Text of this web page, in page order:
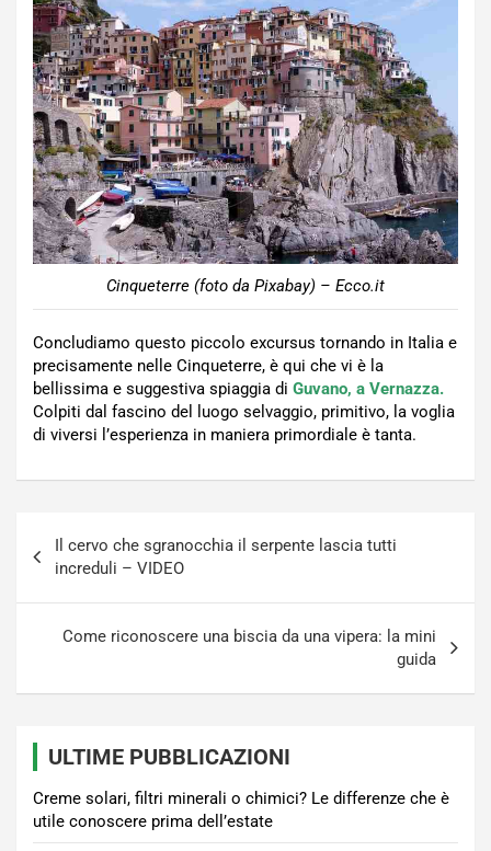
Cinqueterre (foto da Pixabay) – Ecco.it
Concludiamo questo piccolo excursus tornando in Italia e
precisamente nelle Cinqueterre, è qui che vi è la
bellissima e suggestiva spiaggia di Guvano, a Vernazza.
Colpiti dal fascino del luogo selvaggio, primitivo, la voglia
di viversi l’esperienza in maniera primordiale è tanta.
articoli
Il cervo che sgranocchia il serpente lascia tutti
increduli – VIDEO
Come riconoscere una biscia da una vipera: la mini
guida
ULTIME PUBBLICAZIONI
Creme solari, filtri minerali o chimici? Le differenze che è
utile conoscere prima dell’estate